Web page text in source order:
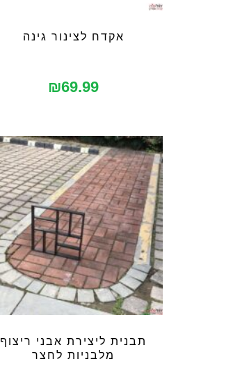
אקדח לצינור גינה
₪69.99
תבנית ליצירת אבני ריצוף
מלבניות לחצר